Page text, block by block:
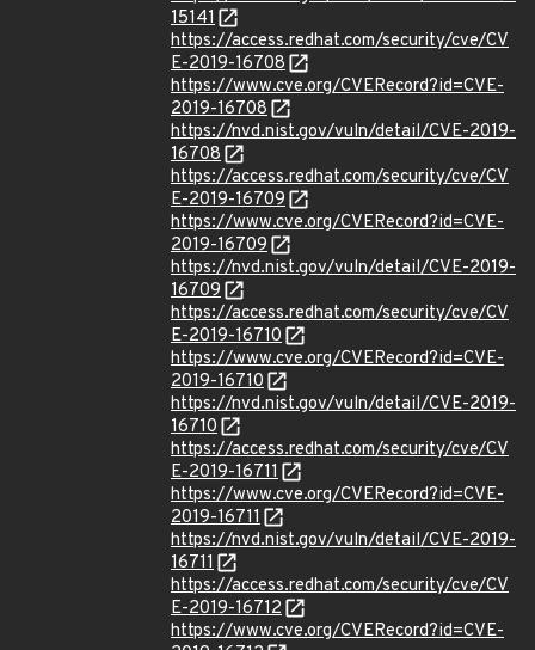
15141
https://access.redhat.com/security/cve/CV
E-2019-16708
https://www.cve.org/CVERecord?id=CVE-
2019-16708
https://nvd.nist.gov/vuln/detail/CVE-2019-
16708
https://access.redhat.com/security/cve/CV
E-2019-16709
https://www.cve.org/CVERecord?id=CVE-
2019-16709
https://nvd.nist.gov/vuln/detail/CVE-2019-
16709
https://access.redhat.com/security/cve/CV
E-2019-16710
https://www.cve.org/CVERecord?id=CVE-
2019-16710
https://nvd.nist.gov/vuln/detail/CVE-2019-
16710
https://access.redhat.com/security/cve/CV
E-2019-16711
https://www.cve.org/CVERecord?id=CVE-
2019-16711
https://nvd.nist.gov/vuln/detail/CVE-2019-
16711
https://access.redhat.com/security/cve/CV
E-2019-16712
https://www.cve.org/CVERecord?id=CVE-